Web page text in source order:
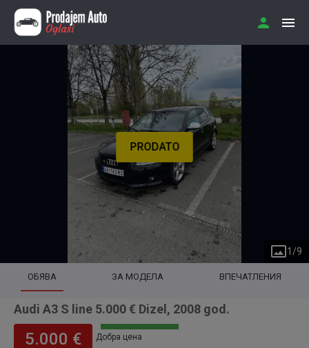
PRODATO
1 /9
ОБЯВА ЗА МОДЕЛА ВПЕЧАТЛЕНИЯ
Audi A3 S line 5.000 € Dizel, 2008 god.
5.000 € Добра цена